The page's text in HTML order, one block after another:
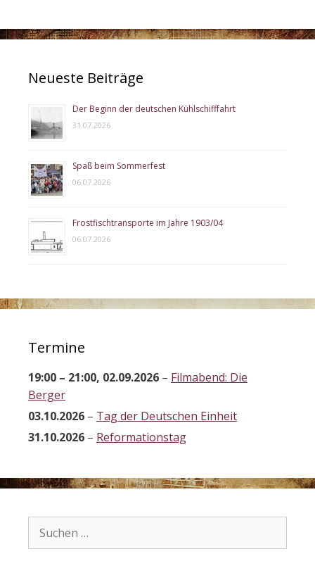
Neueste Beiträge
Der Beginn der deutschen Kühlschifffahrt
31.07.2026
Spaß beim Sommerfest
06.07.2026
Frostfischtransporte im Jahre 1903/04
06.07.2026
Termine
19:00 – 21:00, 02.09.2026 – Filmabend: Die
Berger
03.10.2026 – Tag der Deutschen Einheit
31.10.2026 – Reformationstag
nach: